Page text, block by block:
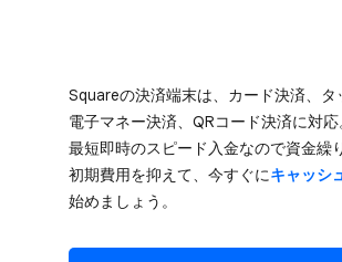
Squareの​決済端末は、​カード決済、​タ
電子マネー決済、​QRコード決済に​対応
最短即時の​スピード入金なので​資金繰
初期費用を​抑えて、​今すぐにキャッシ
始めましょう。